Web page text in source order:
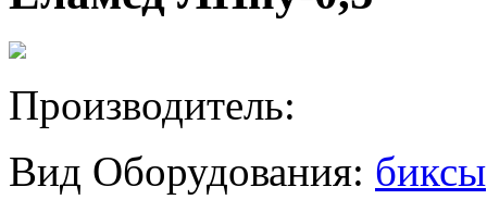
Производитель:
Вид Оборудования: биксы